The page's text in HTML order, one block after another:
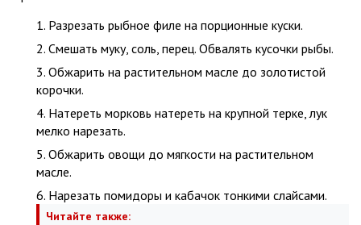
Разрезать рыбное филе на порционные куски.
Смешать муку, соль, перец. Обвалять кусочки рыбы.
Обжарить на растительном масле до золотистой
корочки.
Натереть морковь натереть на крупной терке, лук
мелко нарезать.
Обжарить овощи до мягкости на растительном
масле.
Нарезать помидоры и кабачок тонкими слайсами.
Читайте также: